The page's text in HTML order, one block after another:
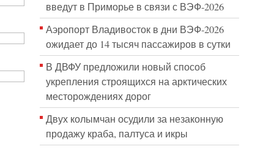
введут в Приморье в связи с ВЭФ-2026
Аэропорт Владивосток в дни ВЭФ-2026
ожидает до 14 тысяч пассажиров в сутки
В ДВФУ предложили новый способ
укрепления строящихся на арктических
месторождениях дорог
Двух колымчан осудили за незаконную
продажу краба, палтуса и икры